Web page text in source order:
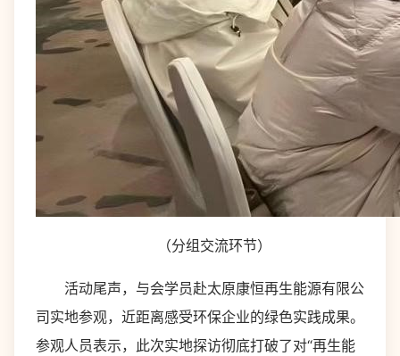
（分组交流环节）
活动尾声，与会学员赴太原康恒再生能源有限公
司实地参观，近距离感受环保企业的绿色实践成果。
参观人员表示，此次实地探访彻底打破了对“再生能